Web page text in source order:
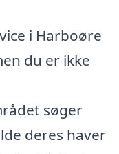
i Harboøre
du er ikke
søger
deres haver